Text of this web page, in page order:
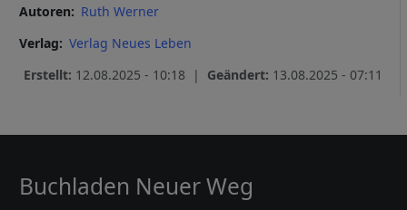
Autoren
Ruth Werner
Verlag
Verlag Neues Leben
Erstellt: 12.08.2025 - 10:18 | Geändert: 13.08.2025 - 07:11
Buchladen Neuer Weg